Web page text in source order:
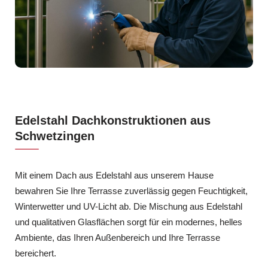
Edelstahl Dachkonstruktionen aus
Schwetzingen
Mit einem Dach aus Edelstahl aus unserem Hause
bewahren Sie Ihre Terrasse zuverlässig gegen Feuchtigkeit,
Winterwetter und UV-Licht ab. Die Mischung aus Edelstahl
und qualitativen Glasflächen sorgt für ein modernes, helles
Ambiente, das Ihren Außenbereich und Ihre Terrasse
bereichert.